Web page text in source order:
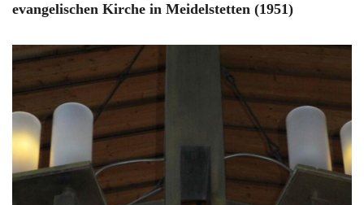
evangelischen Kirche in Meidelstetten (1951)